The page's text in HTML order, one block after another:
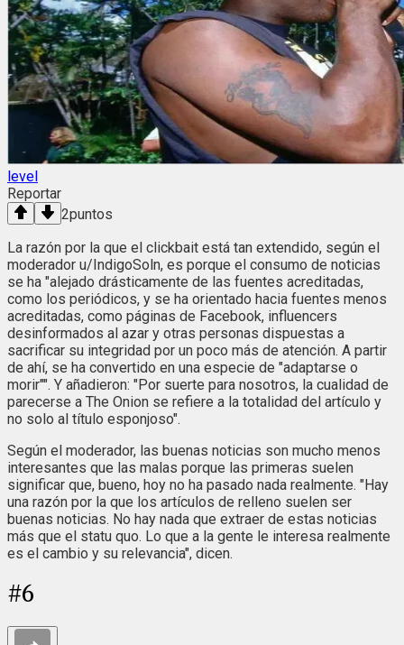
level
Reportar
2puntos
La razón por la que el clickbait está tan extendido, según el
moderador u/IndigoSoln, es porque el consumo de noticias
se ha "alejado drásticamente de las fuentes acreditadas,
como los periódicos, y se ha orientado hacia fuentes menos
acreditadas, como páginas de Facebook, influencers
desinformados al azar y otras personas dispuestas a
sacrificar su integridad por un poco más de atención. A partir
de ahí, se ha convertido en una especie de "adaptarse o
morir"". Y añadieron: "Por suerte para nosotros, la cualidad de
parecerse a The Onion se refiere a la totalidad del artículo y
no solo al título esponjoso".
Según el moderador, las buenas noticias son mucho menos
interesantes que las malas porque las primeras suelen
significar que, bueno, hoy no ha pasado nada realmente. "Hay
una razón por la que los artículos de relleno suelen ser
buenas noticias. No hay nada que extraer de estas noticias
más que el statu quo. Lo que a la gente le interesa realmente
es el cambio y su relevancia", dicen.
#6